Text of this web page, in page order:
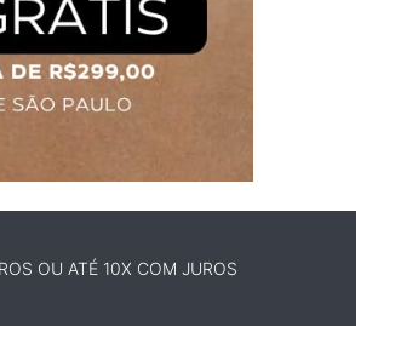
OU ATÉ 10X COM JUROS